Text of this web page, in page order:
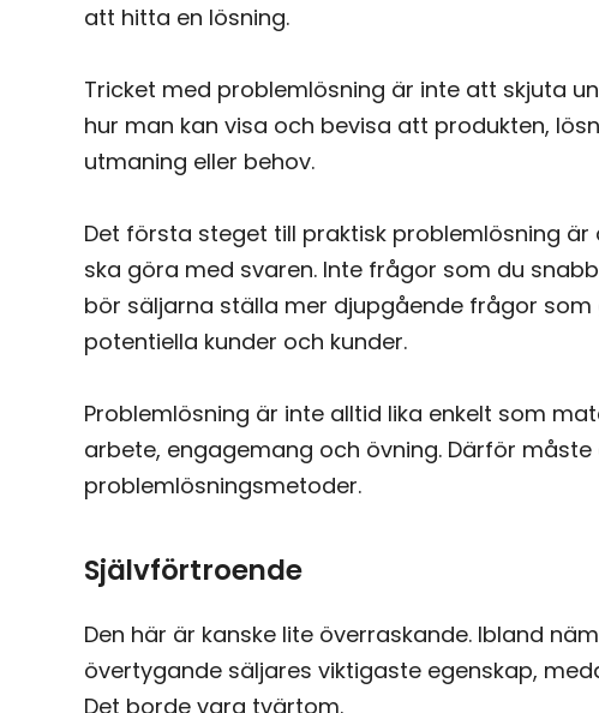
att hitta en lösning.
Tricket med problemlösning är inte att skjuta
hur man kan visa och bevisa att produkten,
utmaning eller behov.
Det första steget till praktisk problemlösning
ska göra med svaren. Inte frågor som du
bör säljarna ställa mer djupgående frågor
potentiella kunder och kunder.
Problemlösning är inte alltid lika enkelt som
arbete, engagemang och övning. Därför
problemlösningsmetoder.
Självförtroende
Den här är kanske lite överraskande. Ibland
övertygande säljares viktigaste egenskap,
Det borde vara tvärtom.